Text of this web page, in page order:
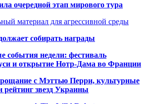
очередной этап мирового тура
материал для агрессивной среды
собирать награды
события недели: фестиваль
и открытие Нотр-Дама во Франции
с Мэттью Перри, культурные
звезд Украины